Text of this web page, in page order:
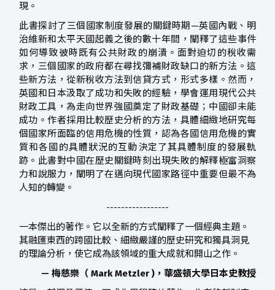
現。
此書探討了三個國家制度發展的關鍵時期—英國內戰、明
治維新和太平天國起義之後的數十年間，闡釋了這些事件
如何導致彼時既有公共財政的崩潰。面對迫切的稅收需
求，三個國家的政府都在尋找彌補財政缺口的新方法。這
些新方法，從新稅收方法到信貸方式，形式多樣。然而，
英國和日本汲取了成功和失敗的經驗，學會運用現代公共
財政工具，為走向世界強國奠定了財政基礎；中國卻未能
成功。作者採用比較歷史分析的方法，具體細緻地研究每
個國家所面臨的信用危機的性質，認為各國信用危機的實
質和各國的具體狀況的互動決定了其具體制度的發展軌
跡。此書對中國在歷史關鍵時刻出現失敗的解釋極富洞察
力和說服力，闡明了在邁向現代國家路徑中重要但最不為
人知的轉變。
-----------------
一本傑出的著作。它以全新的方式闡釋了一個經典主題。
其融匯東西的跨國比較、細緻嚴謹的歷史研究和獨具洞見
的理論分析，使它成為該領域的重大成就和開山之作。
— 梅慈樂（ Mark Metzler )，華盛頓大學日本史教授